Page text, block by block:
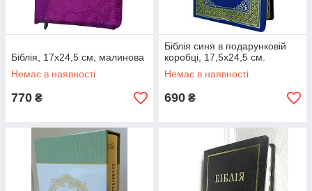
Біблія, 17х24,5 см, малинова
Немає в наявності
770 ₴
Біблія синя в подарунковій
коробці, 17,5х24,5 см.
Немає в наявності
690 ₴